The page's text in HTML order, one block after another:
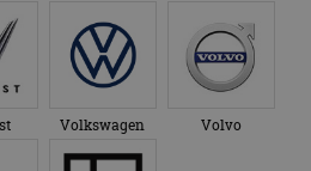
Volkswagen Volvo